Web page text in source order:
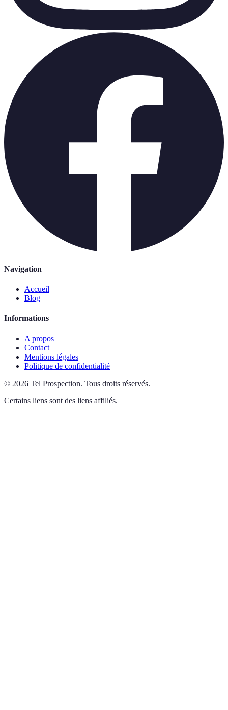
Navigation
Accueil
Blog
Informations
A propos
Contact
Mentions légales
Politique de confidentialité
© 2026 Tel Prospection. Tous droits réservés.
Certains liens sont des liens affiliés.